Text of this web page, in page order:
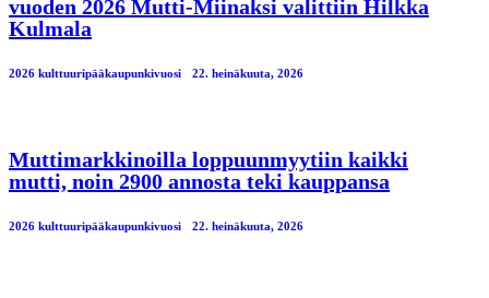
vuoden 2026 Mutti-Miinaksi valittiin Hilkka
Kulmala
2026 kulttuuripääkaupunkivuosi 22. heinäkuuta, 2026
Muttimarkkinoilla loppuunmyytiin kaikki
mutti, noin 2900 annosta teki kauppansa
2026 kulttuuripääkaupunkivuosi 22. heinäkuuta, 2026